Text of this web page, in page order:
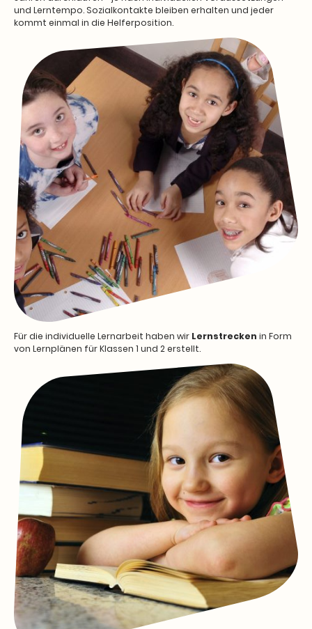
und Lerntempo. Sozialkontakte bleiben erhalten und jeder
kommt einmal in die Helferposition.
Für die individuelle Lernarbeit haben wir Lernstrecken in Form
von Lernplänen für Klassen 1 und 2 erstellt.